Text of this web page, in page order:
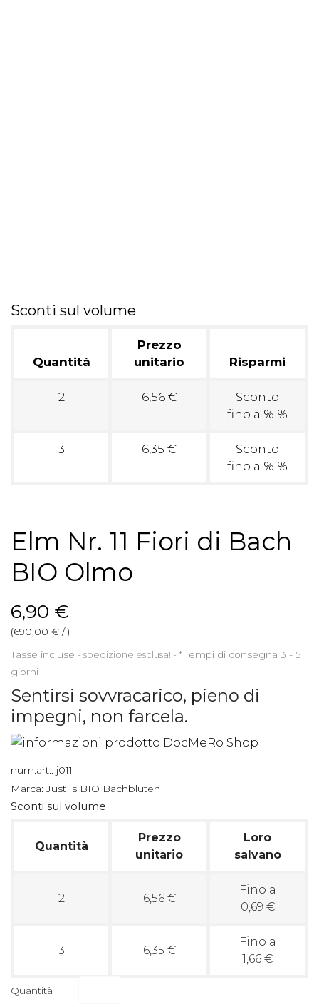
Sconti sul volume
Quantità
Prezzo
unitario
Risparmi
2 6,56 €
Sconto
fino a % %
3 6,35 €
Sconto
fino a % %
Elm Nr. 11 Fiori di Bach
BIO Olmo
6,90 €
(690,00 € /l)
Tasse incluse
spedizione esclusa! *Tempi di consegna 3 - 5
giorni
Sentirsi sovvracarico, pieno di
impegni, non farcela.
num.art.: j011
Marca: Just´s BIO Bachblüten
Sconti sul volume
Quantità
Prezzo
unitario
Loro
salvano
2 6,56 €
Fino a
0,69 €
3 6,35 €
Fino a
1,66 €
Quantità